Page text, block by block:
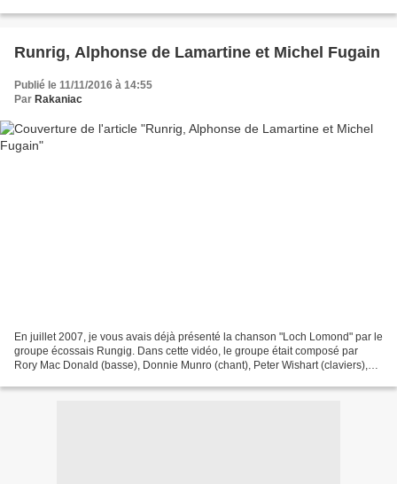
Runrig, Alphonse de Lamartine et Michel Fugain
Publié le 11/11/2016 à 14:55
Par Rakaniac
En juillet 2007, je vous avais déjà présenté la chanson "Loch Lomond" par le
groupe écossais Rungig. Dans cette vidéo, le groupe était composé par
Rory Mac Donald (basse), Donnie Munro (chant), Peter Wishart (claviers),